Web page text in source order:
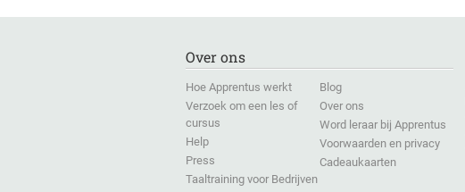
Over ons
Hoe Apprentus werkt
Verzoek om een les of
cursus
Help
Press
Taaltraining voor Bedrijven
Blog
Over ons
Word leraar bij Apprentus
Voorwaarden en privacy
Cadeaukaarten